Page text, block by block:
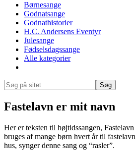
Børnesange
Godnatsange
Godnathistorier
H.C. Andersens Eventyr
Julesange
Fødselsdagssange
Alle kategorier
Søg
på
sitet
Search
Fastelavn er mit navn
Her er teksten til højtidssangen,
bruges af mange børn hvert år til
hus, synger denne sang og “rasler”.